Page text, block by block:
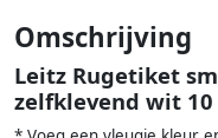
Omschrijving
Leitz Rugetiket
zelfklevend wit